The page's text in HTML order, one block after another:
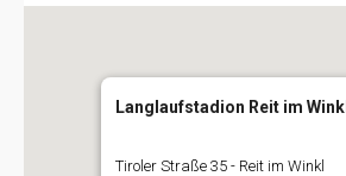
Langlaufstadion Reit im Winkl
Tiroler Straße 35 - Reit im Winkl